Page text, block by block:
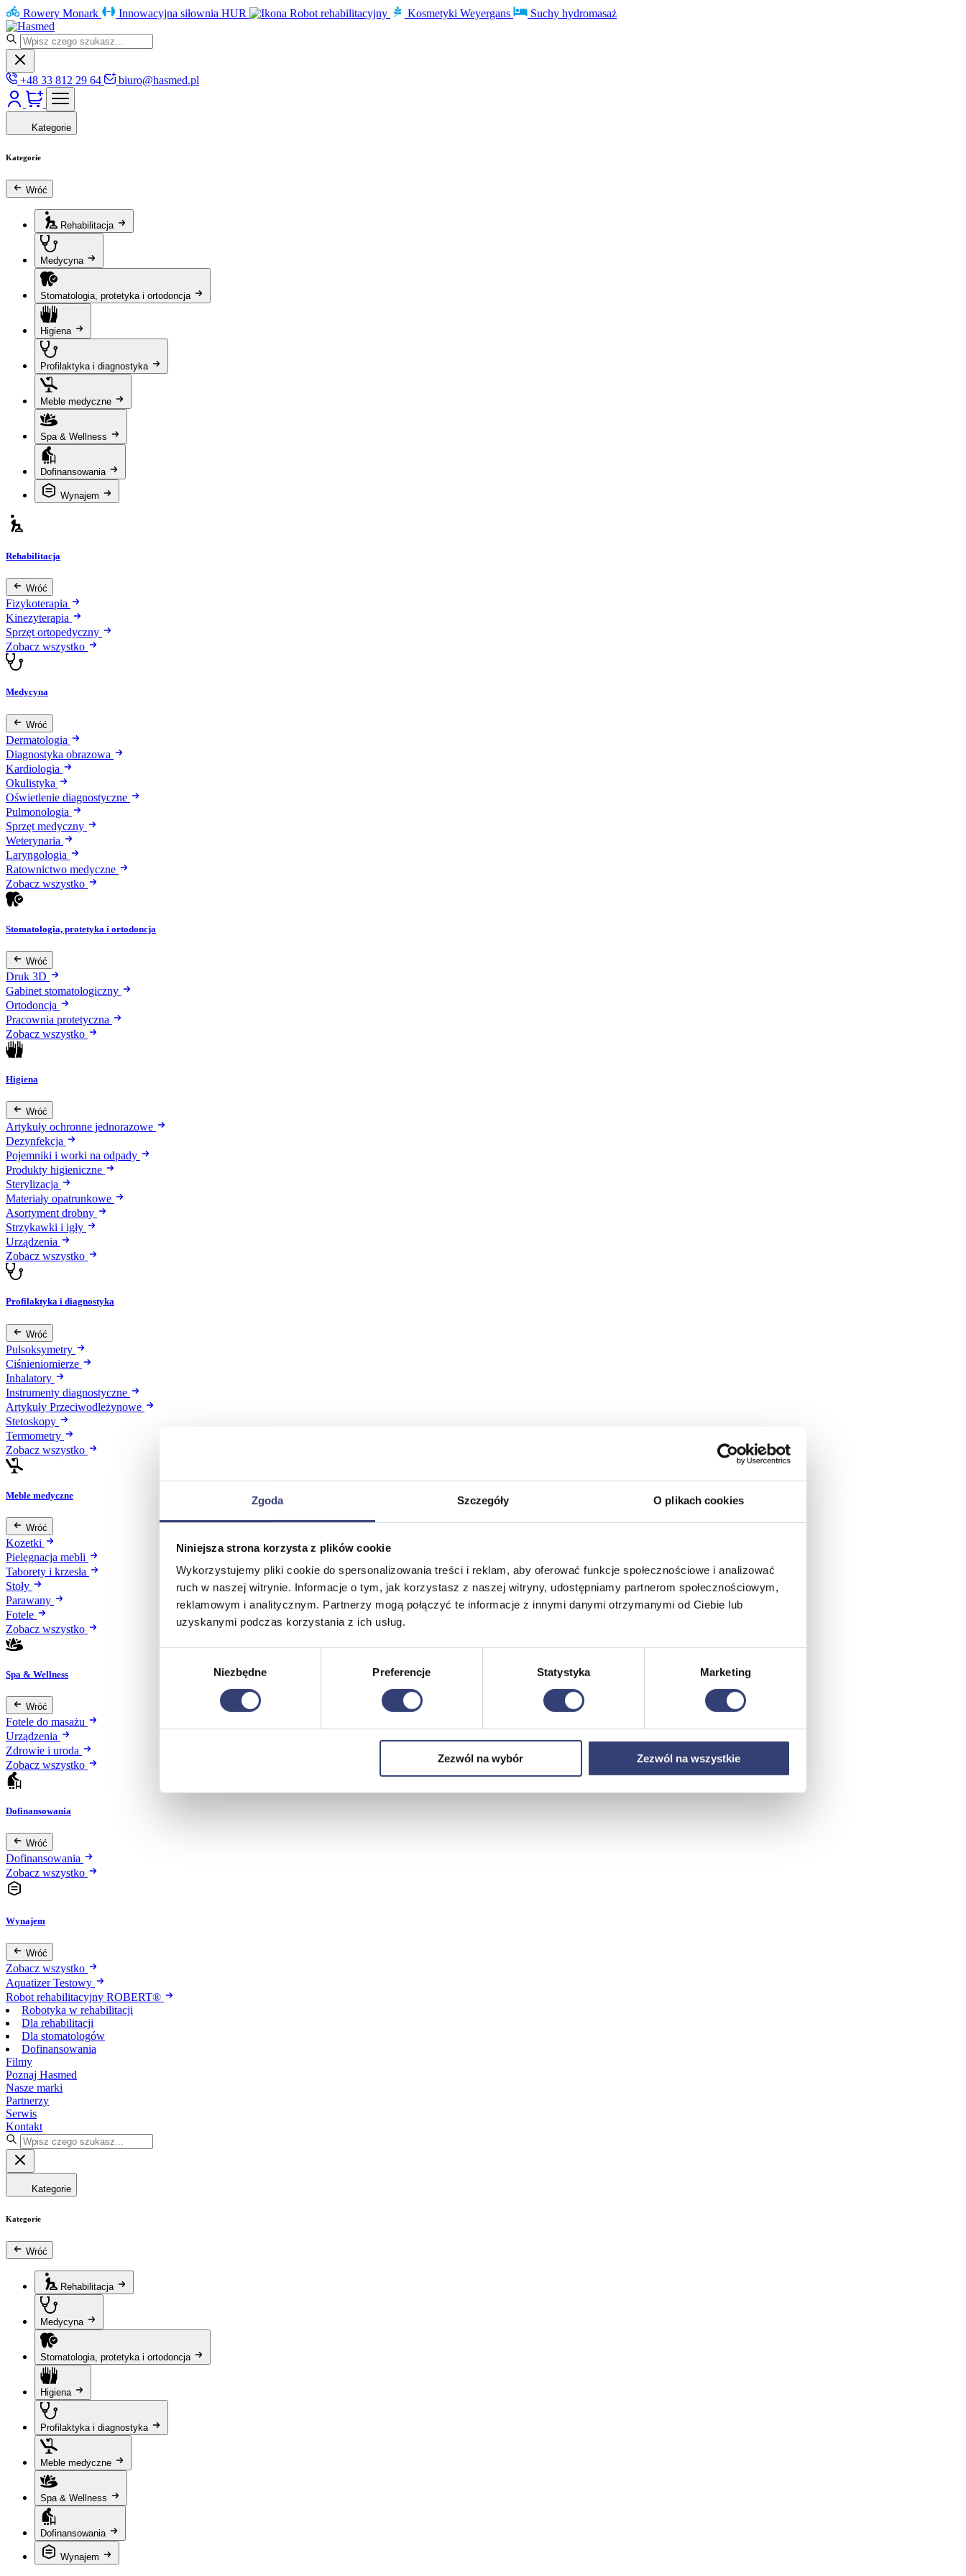
Zgoda Szczegóły O plikach cookies
Niniejsza strona korzysta z plików cookie
Wykorzystujemy pliki cookie do spersonalizowania treści i reklam, aby oferować funkcje społecznościowe i analizować
ruch w naszej witrynie. Informacje o tym, jak korzystasz z naszej witryny, udostępniamy partnerom społecznościowym,
reklamowym i analitycznym. Partnerzy mogą połączyć te informacje z innymi danymi otrzymanymi od Ciebie lub
uzyskanymi podczas korzystania z ich usług.
Niezbędne Preferencje Statystyka Marketing
Zezwól na wybór Zezwól na wszystkie
Rowery Monark Innowacyjna siłownia HUR Robot rehabilitacyjny Kosmetyki Weyergans Suchy hydromasaż
+48 33 812 29 64 biuro@hasmed.pl
Kategorie
Kategorie
Wróć
Rehabilitacja
Medycyna
Stomatologia, protetyka i ortodoncja
Higiena
Profilaktyka i diagnostyka
Meble medyczne
Spa & Wellness
Dofinansowania
Wynajem
Rehabilitacja
Wróć
Fizykoterapia
Kinezyterapia
Sprzęt ortopedyczny
Zobacz wszystko
Medycyna
Wróć
Dermatologia
Diagnostyka obrazowa
Kardiologia
Okulistyka
Oświetlenie diagnostyczne
Pulmonologia
Sprzęt medyczny
Weterynaria
Laryngologia
Ratownictwo medyczne
Zobacz wszystko
Stomatologia, protetyka i ortodoncja
Wróć
Druk 3D
Gabinet stomatologiczny
Ortodoncja
Pracownia protetyczna
Zobacz wszystko
Higiena
Wróć
Artykuły ochronne jednorazowe
Dezynfekcja
Pojemniki i worki na odpady
Produkty higieniczne
Sterylizacja
Materiały opatrunkowe
Asortyment drobny
Strzykawki i igły
Urządzenia
Zobacz wszystko
Profilaktyka i diagnostyka
Wróć
Pulsoksymetry
Ciśnieniomierze
Inhalatory
Instrumenty diagnostyczne
Artykuły Przeciwodleżynowe
Stetoskopy
Termometry
Zobacz wszystko
Meble medyczne
Wróć
Kozetki
Pielęgnacja mebli
Taborety i krzesła
Stoły
Parawany
Fotele
Zobacz wszystko
Spa & Wellness
Wróć
Fotele do masażu
Urządzenia
Zdrowie i uroda
Zobacz wszystko
Dofinansowania
Wróć
Dofinansowania
Zobacz wszystko
Wynajem
Wróć
Zobacz wszystko
Aquatizer Testowy
Robot rehabilitacyjny ROBERT®
Robotyka w rehabilitacji
Dla rehabilitacji
Dla stomatologów
Dofinansowania
Filmy
Poznaj Hasmed
Nasze marki
Partnerzy
Serwis
Kontakt
Kategorie
Kategorie
Wróć
Rehabilitacja
Medycyna
Stomatologia, protetyka i ortodoncja
Higiena
Profilaktyka i diagnostyka
Meble medyczne
Spa & Wellness
Dofinansowania
Wynajem